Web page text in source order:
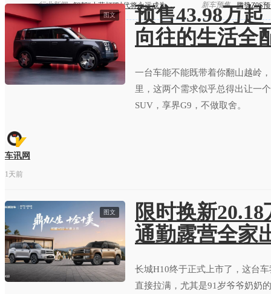
行业新闻 智驾“小蓝灯”时代将永远成为历史 新车预售 腾势Z9S
图文
预售43.98万
向往的生活全
一台车能不能既带着你翻山越岭
里，这两个需求似乎总得出让一
SUV，享界G9，不做取舍。
车讯网
1天前
图文
限时换新
通勤露营全家
长城H10终于正式上市了，这台
直接拉满，尤其是91岁爷爷奶奶